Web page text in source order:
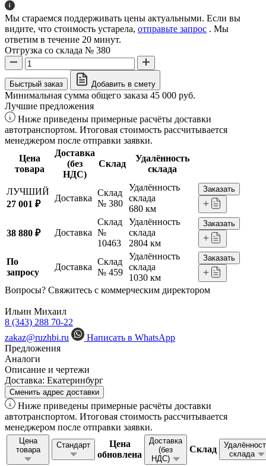
Мы стараемся поддерживать цены актуальными. Если вы
видите, что стоимость устарела, отправьте запрос . Мы
ответим в течение 20 минут.
Отгрузка со склада № 380
Быстрый заказ Добавить в смету
Минимальная сумма общего заказа 45 000 руб.
Лучшие предложения
Ниже приведены примерные расчёты доставки
автотранспортом. Итоговая стоимость рассчитывается
менеджером после отправки заявки.
Цена
товара
Доставка
(без
НДС)
Склад
Удалённость
склада
ЛУЧШИЙ
27 001 ₽
Доставка
Склад
№ 380
Удалённость
склада
680 км
Заказать
38 880 ₽ Доставка
Склад
№
10463
Удалённость
склада
2804 км
Заказать
По
запросу
Доставка
Склад
№ 459
Удалённость
склада
1030 км
Заказать
Вопросы? Свяжитесь с коммерческим директором
Ильин Михаил
8 (343) 288 70-22
zakaz@ruzhbi.ru
Написать в WhatsApp
Предложения
Аналоги
Описание и чертежи
Доставка: Екатеринбург
Сменить адрес доставки
Ниже приведены примерные расчёты доставки
автотранспортом. Итоговая стоимость рассчитывается
менеджером после отправки заявки.
Цена
товара
Стандарт
Цена
обновлена
Доставка
(без
НДС)
Склад
склада